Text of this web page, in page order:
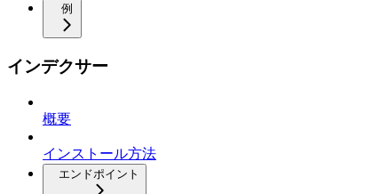
例
インデクサー
概要
インストール方法
エンドポイント